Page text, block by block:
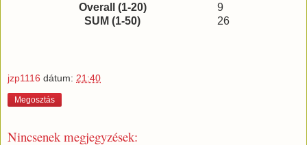
Overall (1-20)
9
SUM (1-50)
26
jzp1116 dátum: 21:40
Megosztás
Nincsenek megjegyzések: